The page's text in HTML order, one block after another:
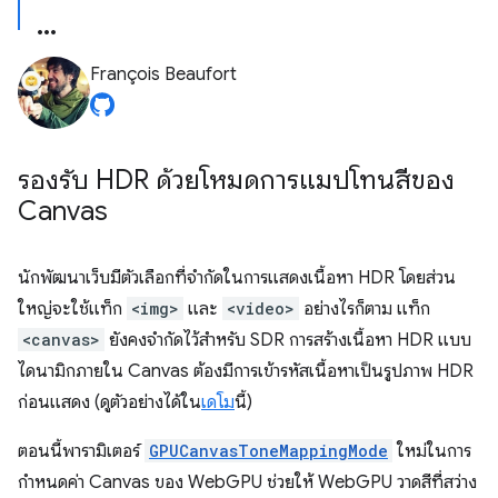
François Beaufort
รองรับ HDR ด้วยโหมดการแมปโทนสีของ
Canvas
นักพัฒนาเว็บมีตัวเลือกที่จำกัดในการแสดงเนื้อหา HDR โดยส่วน
ใหญ่จะใช้แท็ก <img> และ <video> อย่างไรก็ตาม แท็ก
<canvas> ยังคงจำกัดไว้สำหรับ SDR การสร้างเนื้อหา HDR แบบ
ไดนามิกภายใน Canvas ต้องมีการเข้ารหัสเนื้อหาเป็นรูปภาพ HDR
ก่อนแสดง (ดูตัวอย่างได้ในเดโมนี้)
ตอนนี้พารามิเตอร์ GPUCanvasToneMappingMode ใหม่ในการ
กำหนดค่า Canvas ของ WebGPU ช่วยให้ WebGPU วาดสีที่สว่าง